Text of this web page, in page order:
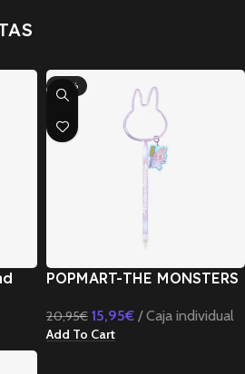
-24%
POPMART-THE MONSTERS
Series-Pen Blind Box
20,95€ 15,95€ Caja individual
Add To Cart